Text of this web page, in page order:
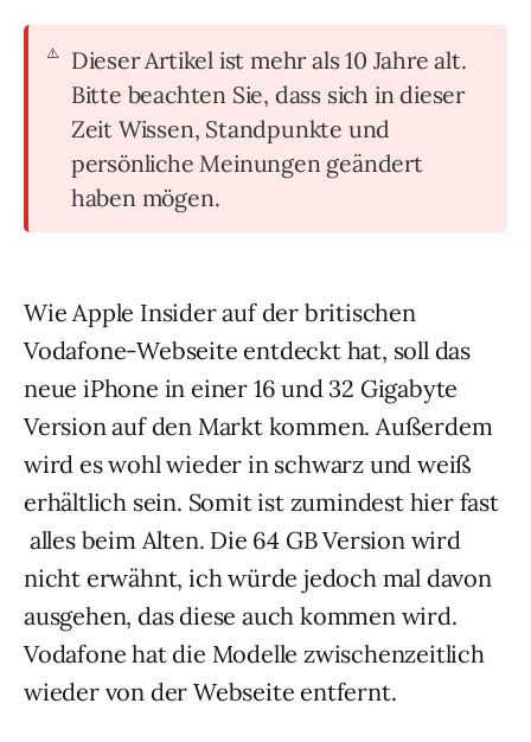
Dieser Artikel ist mehr als 10 Jahre alt.
Bitte beachten Sie, dass sich in dieser
Zeit Wissen, Standpunkte und
persönliche Meinungen geändert
haben mögen.
Wie Apple Insider auf der britischen
Vodafone-Webseite entdeckt hat, soll das
neue iPhone in einer 16 und 32 Gigabyte
Version auf den Markt kommen. Außerdem
wird es wohl wieder in schwarz und weiß
erhältlich sein. Somit ist zumindest hier fast
alles beim Alten. Die 64 GB Version wird
nicht erwähnt, ich würde jedoch mal davon
ausgehen, das diese auch kommen wird.
Vodafone hat die Modelle zwischenzeitlich
wieder von der Webseite entfernt.